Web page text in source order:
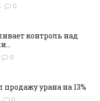
0
контроль над
0
продажу урана на 13%